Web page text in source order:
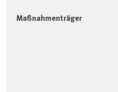
Maßnahmenträger